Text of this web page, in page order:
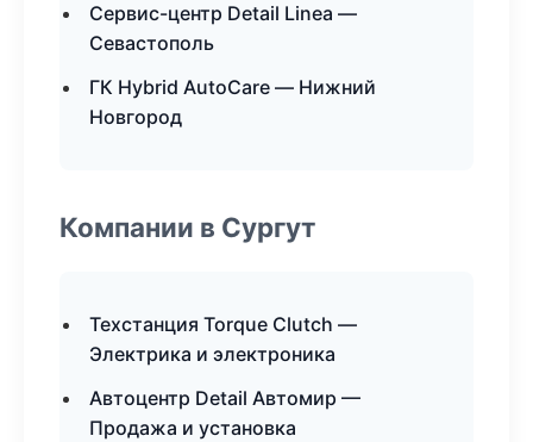
Сервис-центр Detail Linea —
Севастополь
ГК Hybrid AutoCare — Нижний
Новгород
Компании в Сургут
Техстанция Torque Clutch —
Электрика и электроника
Автоцентр Detail Автомир —
Продажа и установка